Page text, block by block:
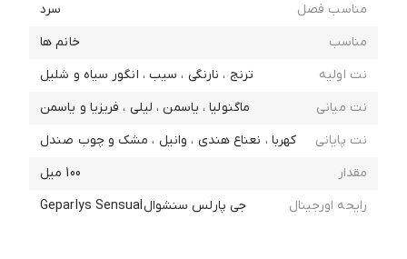
مناسب فصل
سرد
مناسب
خانم ها
نت اولیه
ترنج ، نارنگی ، سیب ، انگور سیاه و شلیل
نت میانی
ماگنولیا ، یاسمن ، لیلی ، فریزیا و یاسمن
نت پایانی
کهربا ، نعناع هندی ، وانیل ، مشک و چوب صندل
مقدار
100 میل
رایحه اورجینال
جی پارلس سنشوالGeparlys Sensual